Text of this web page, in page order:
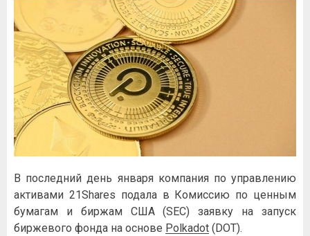
В последний день января компания по управлению
активами 21Shares подала в Комиссию по ценным
бумагам и биржам США (SEC) заявку на запуск
биржевого фонда на основе Polkadot (DOT).